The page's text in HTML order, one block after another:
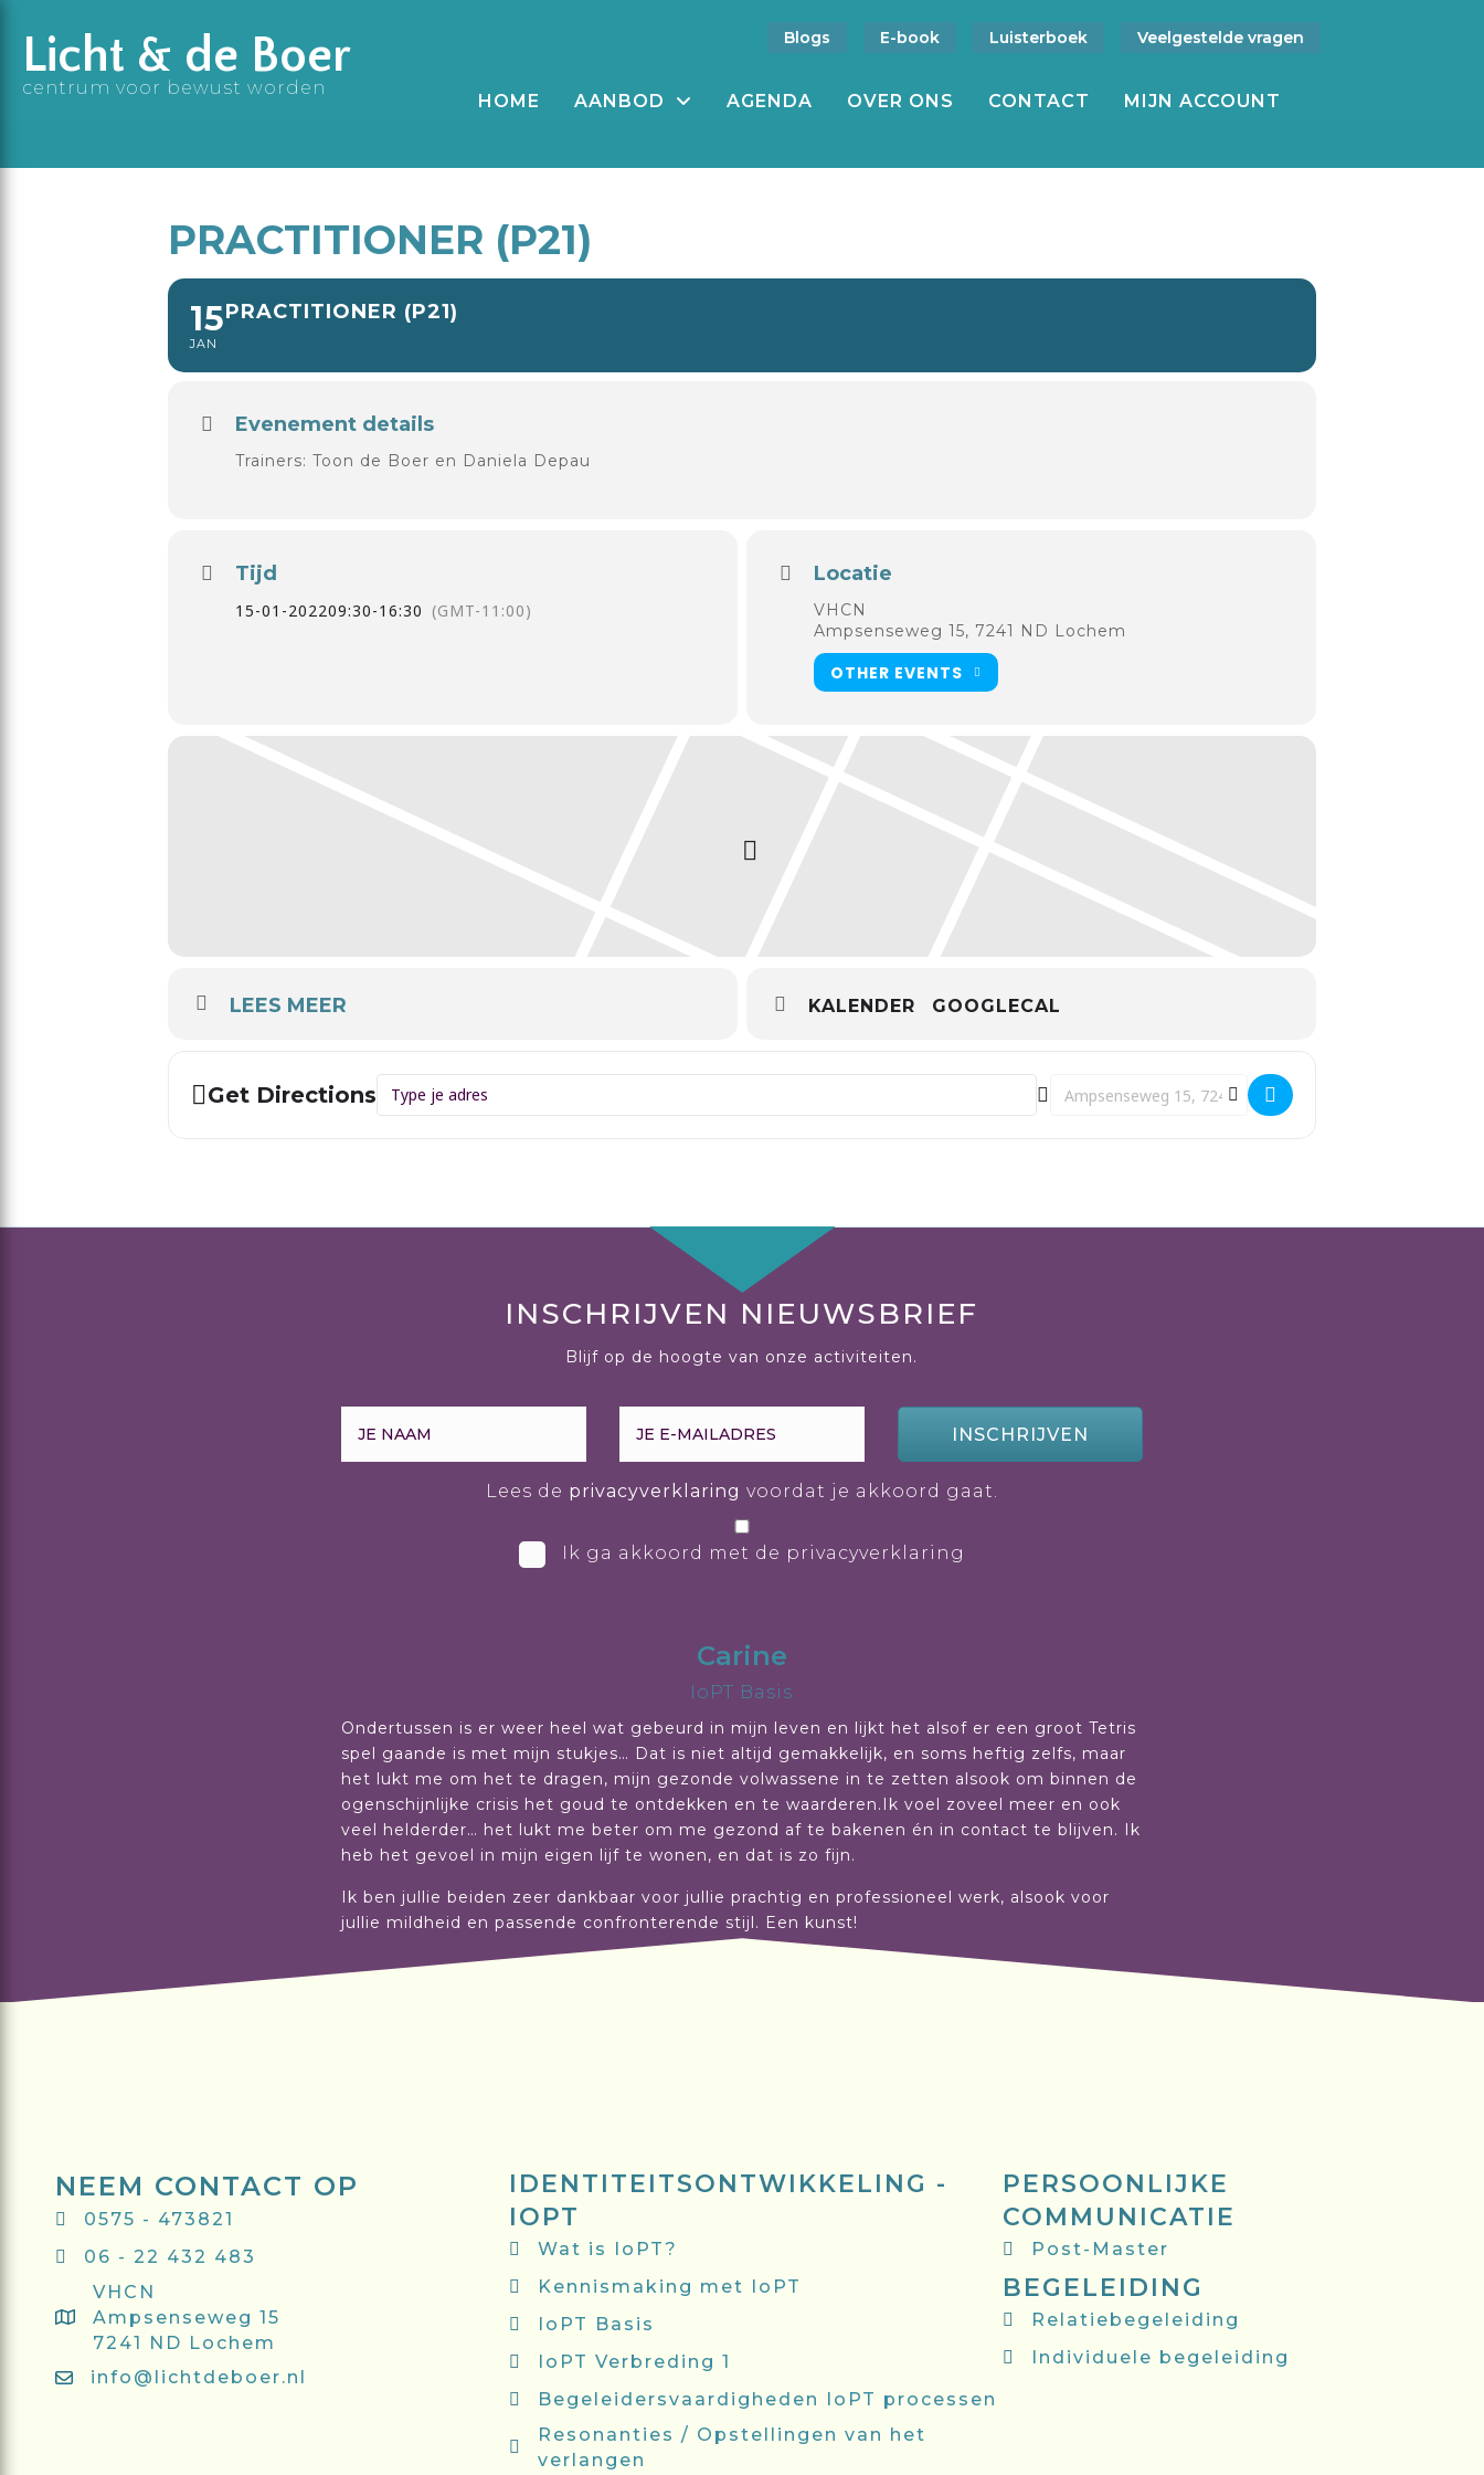
Licht & de Boer
centrum voor bewust worden
Blogs E-book Luisterboek Veelgestelde vragen
HOME AANBOD AGENDA OVER ONS CONTACT MIJN ACCOUNT
PRACTITIONER (P21)
15
JAN
PRACTITIONER (P21)
Evenement details
Trainers: Toon de Boer en Daniela Depau
Tijd
15-01-202209:30-16:30 (GMT-11:00)
Locatie
VHCN
Ampsenseweg 15, 7241 ND Lochem
OTHER EVENTS
LEES MEER KALENDER GOOGLECAL
Get Directions Address - Practitioner (P21) [] Destination Address - Practitioner (P21) []
INSCHRIJVEN NIEUWSBRIEF
Blijf op de hoogte van onze activiteiten.
INSCHRIJVEN
Lees de privacyverklaring voordat je akkoord gaat.
Ik ga akkoord met de privacyverklaring
Carine
IoPT Basis
Ondertussen is er weer heel wat gebeurd in mijn leven en lijkt het alsof er een groot Tetris
spel gaande is met mijn stukjes… Dat is niet altijd gemakkelijk, en soms heftig zelfs, maar
het lukt me om het te dragen, mijn gezonde volwassene in te zetten alsook om binnen de
ogenschijnlijke crisis het goud te ontdekken en te waarderen.Ik voel zoveel meer en ook
veel helderder… het lukt me beter om me gezond af te bakenen én in contact te blijven. Ik
heb het gevoel in mijn eigen lijf te wonen, en dat is zo fijn.
Ik ben jullie beiden zeer dankbaar voor jullie prachtig en professioneel werk, alsook voor
jullie mildheid en passende confronterende stijl. Een kunst!
NEEM CONTACT OP
0575 - 473821
06 - 22 432 483
VHCN
Ampsenseweg 15
7241 ND Lochem
info@lichtdeboer.nl
IDENTITEITSONTWIKKELING -
IOPT
Wat is IoPT?
Kennismaking met IoPT
IoPT Basis
IoPT Verbreding 1
Begeleidersvaardigheden IoPT processen
Resonanties / Opstellingen van het
verlangen
PERSOONLIJKE
COMMUNICATIE
Post-Master
BEGELEIDING
Relatiebegeleiding
Individuele begeleiding